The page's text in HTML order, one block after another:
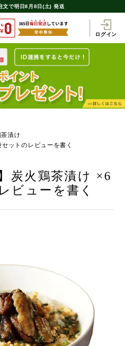
文で明日8月8日(土) 発送
ログイン
漬け
セットのレビューを書く
炭火鶏茶漬け ×6
ビューを書く